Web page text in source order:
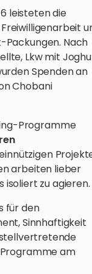
leisteten die
Nach
Lkw mit
Spenden an
Chobani
Programme
arbeiten lieber
isoliert zu agieren.
für den
Sinnhaftigkeit
am